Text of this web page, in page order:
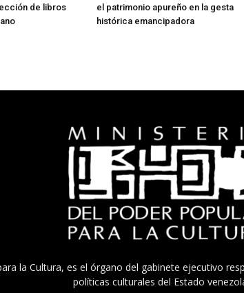
de libros
el patrimonio apureño en la gesta
histórica emancipadora
la Cultura, es el órgano del gabinete ejecutivo
políticas culturales del Estado